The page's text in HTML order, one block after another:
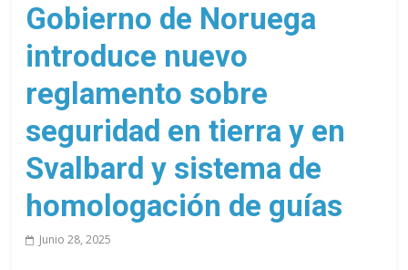
cruceros
en
un
solo
Gobierno de Noruega
introduce nuevo
reglamento sobre
seguridad en tierra y en
Svalbard y sistema de
homologación de guías
Junio 28, 2025